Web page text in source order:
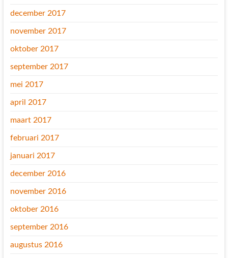
december 2017
november 2017
oktober 2017
september 2017
mei 2017
april 2017
maart 2017
februari 2017
januari 2017
december 2016
november 2016
oktober 2016
september 2016
augustus 2016